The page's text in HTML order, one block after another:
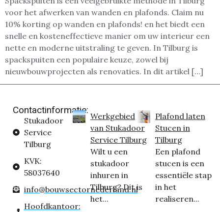
voor het afwerken van wanden en plafonds. Claim nu
10% korting op wanden en plafonds! en het biedt een
snelle en kosteneffectieve manier om uw interieur een
nette en moderne uitstraling te geven. In Tilburg is
spackspuiten een populaire keuze, zowel bij
nieuwbouwprojecten als renovaties. In dit artikel […]
Contactinformatie:
Stukadoor
Service
Tilburg
KVK:
58037640
info@bouwsectornederland.nl
Hoofdkantoor:
Werkgebied
van Stukadoor
Service Tilburg
Wilt u een
stukadoor
inhuren in
Tilburg? Dit is
het...
Plafond laten
Stucen in
Tilburg
Een plafond
stucen is een
essentiële stap
in het
realiseren...